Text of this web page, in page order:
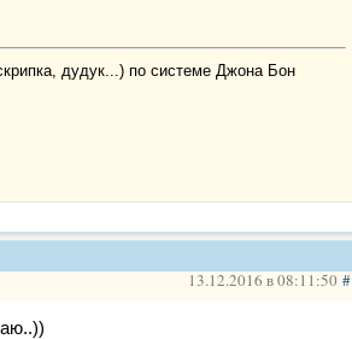
дудук...) по системе Джона Бон
13.12.2016 в 08:11:50 #